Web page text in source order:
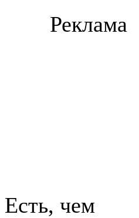
Реклама
Есть, чем